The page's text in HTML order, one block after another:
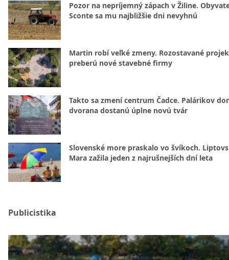
Pozor na nepríjemný zápach v Žiline.
Sconte sa mu najbližšie dni nevyhnú
Martin robí veľké zmeny. Rozostavané
preberú nové stavebné firmy
Takto sa zmení centrum Čadce. Palárikov
dvorana dostanú úplne novú tvár
Slovenské more praskalo vo švíkoch.
Mara zažila jeden z najrušnejších dní leta
Publicistika